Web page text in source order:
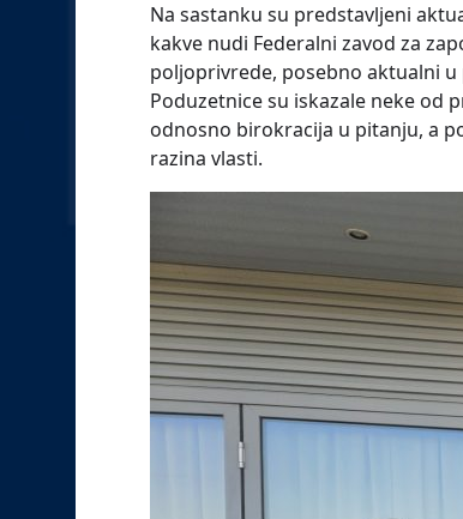
Na sastanku su predstavljeni
kakve nudi Federalni zavod za
poljoprivrede, posebno aktualni
Poduzetnice su iskazale neke od
odnosno birokracija u pitanju, a
razina vlasti.